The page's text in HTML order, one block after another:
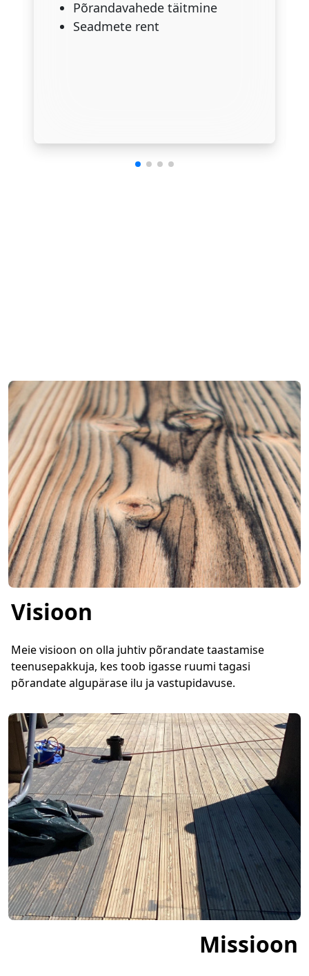
Põrandavahede täitmine
Seadmete rent
Visioon
Meie visioon on olla juhtiv põrandate taastamise
teenusepakkuja, kes toob igasse ruumi tagasi
põrandate algupärase ilu ja vastupidavuse.
Missioon